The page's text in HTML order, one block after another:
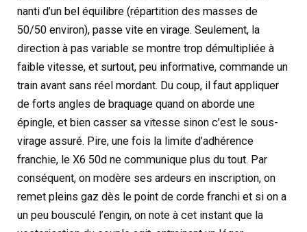
nanti d’un bel équilibre (répartition des masses de
50/50 environ), passe vite en virage. Seulement, la
direction à pas variable se montre trop démultipliée à
faible vitesse, et surtout, peu informative, commande un
train avant sans réel mordant. Du coup, il faut appliquer
de forts angles de braquage quand on aborde une
épingle, et bien casser sa vitesse sinon c’est le sous-
virage assuré. Pire, une fois la limite d’adhérence
franchie, le X6 50d ne communique plus du tout. Par
conséquent, on modère ses ardeurs en inscription, on
remet pleins gaz dès le point de corde franchi et si on a
un peu bousculé l’engin, on note à cet instant que la